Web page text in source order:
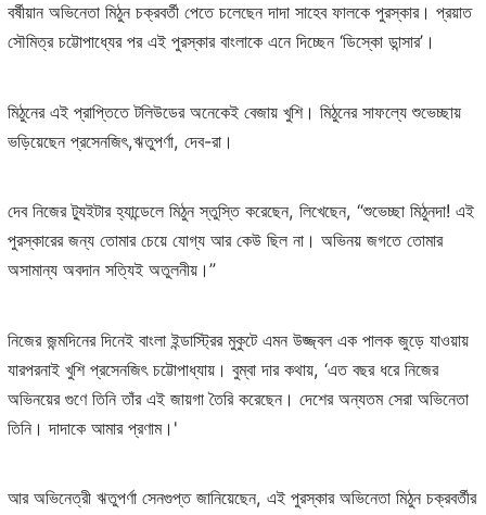
বর্ষীয়ান অভিনেতা মিঠুন চক্রবর্তী পেতে চলেছেন দাদা সাহেব ফালকে পুরস্কার। প্রয়াত
সৌমিত্র চট্টোপাধ্যের পর এই পুরস্কার বাংলাকে এনে দিচ্ছেন ‘ডিস্কো ডান্সার’।
মিঠুনের এই প্রাপ্তিতে টলিউডের অনেকেই বেজায় খুশি। মিঠুনের সাফল্যে শুভেচ্ছায়
ভড়িয়েছেন প্রসেনজিৎ,ঋতুপর্ণা, দেব-রা।
দেব নিজের ট্যুইটার হ্যান্ডেলে মিঠুন স্তুস্তি করেছেন, লিখেছেন, “শুভেচ্ছা মিঠুনদা! এই
পুরস্কারের জন্য তোমার চেয়ে যোগ্য আর কেউ ছিল না। অভিনয় জগতে তোমার
অসামান্য অবদান সত্যিই অতুলনীয়।”
নিজের জন্মদিনের দিনেই বাংলা ইন্ডাস্ট্রির মুকুটে এমন উজ্জ্বল এক পালক জুড়ে যাওয়ায়
যারপরনাই খুশি প্রসেনজিৎ চট্টোপাধ্যায়। বুম্বা দার কথায়, ‘এত বছর ধরে নিজের
অভিনয়ের গুণে তিনি তাঁর এই জায়গা তৈরি করেছেন। দেশের অন্যতম সেরা অভিনেতা
তিনি। দাদাকে আমার প্রণাম।'
আর অভিনেত্রী ঋতুপর্ণা সেনগুপ্ত জানিয়েছেন, এই পুরস্কার অভিনেতা মিঠুন চক্রবর্তীর